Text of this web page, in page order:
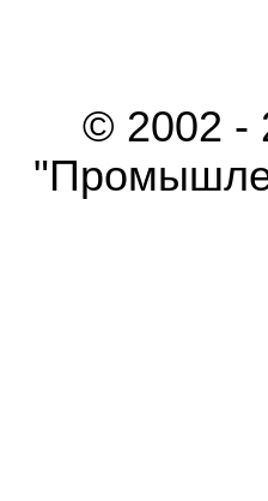
© 2002 -